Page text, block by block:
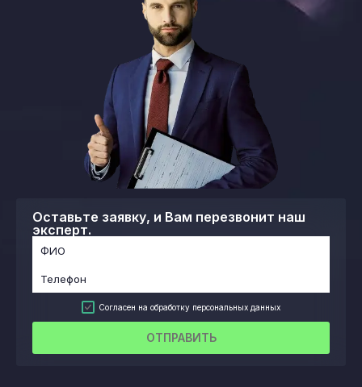
Оставьте заявку, и Вам перезвонит наш
эксперт.
Согласен на обработку персональных данных
ОТПРАВИТЬ